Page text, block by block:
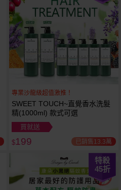
專業沙龍級超值激推！
SWEET TOUCH~直覺香水洗髮
精(1000ml) 款式可選
買就送
$199 已銷售13.3萬
特殺
45折